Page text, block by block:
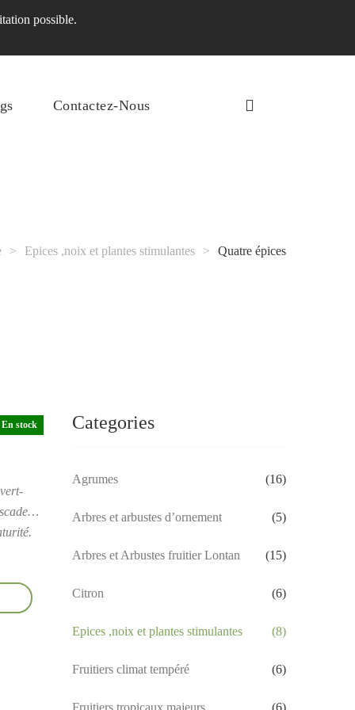
possible.
Contactez-Nous
> Epices ,noix et plantes stimulantes > Quatre épices
En stock Categories
Agrumes (16)
Arbres et arbustes d’ornement (5)
Arbres et Arbustes fruitier Lontan (15)
Citron (6)
Epices ,noix et plantes stimulantes (8)
Fruitiers climat tempéré (6)
Fruitiers tropicaux majeurs (6)